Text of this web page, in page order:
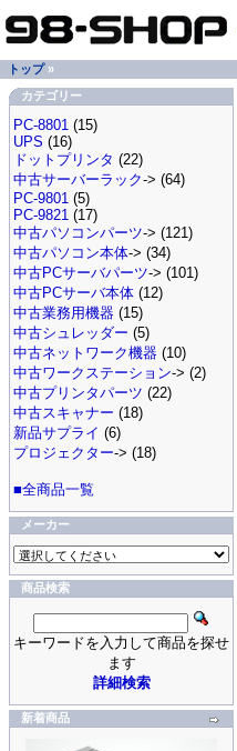
トップ»
カテゴリー
PC-8801 (15)
UPS (16)
ドットプリンタ (22)
中古サーバーラック-> (64)
PC-9801 (5)
PC-9821 (17)
中古パソコンパーツ-> (121)
中古パソコン本体-> (34)
中古PCサーバパーツ-> (101)
中古PCサーバ本体 (12)
中古業務用機器 (15)
中古シュレッダー (5)
中古ネットワーク機器 (10)
中古ワークステーション-> (2)
中古プリンタパーツ (22)
中古スキャナー (18)
新品サプライ (6)
プロジェクター-> (18)
■全商品一覧
メーカー
商品検索
キーワードを入力して商品を探せ
ます
詳細検索
新着商品